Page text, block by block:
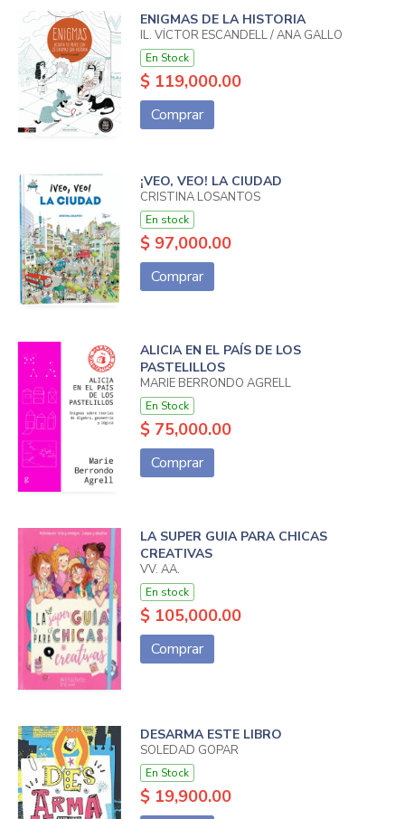
ENIGMAS DE LA HISTORIA
IL. VÍCTOR ESCANDELL / ANA GALLO
En Stock
$ 119,000.00
Comprar
¡VEO, VEO! LA CIUDAD
CRISTINA LOSANTOS
En stock
$ 97,000.00
Comprar
ALICIA EN EL PAÍS DE LOS
PASTELILLOS
MARIE BERRONDO AGRELL
En Stock
$ 75,000.00
Comprar
LA SUPER GUIA PARA CHICAS
CREATIVAS
VV. AA.
En stock
$ 105,000.00
Comprar
DESARMA ESTE LIBRO
SOLEDAD GOPAR
En Stock
$ 19,900.00